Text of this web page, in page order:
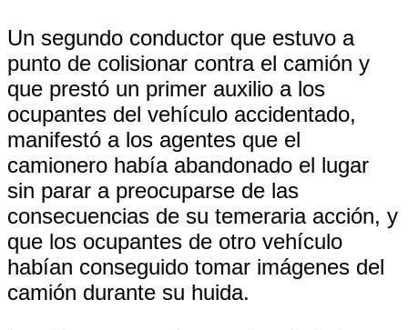
Un segundo conductor que estuvo a
punto de colisionar contra el camión y
que prestó un primer auxilio a los
ocupantes del vehículo accidentado,
manifestó a los agentes que el
camionero había abandonado el lugar
sin parar a preocuparse de las
consecuencias de su temeraria acción, y
que los ocupantes de otro vehículo
habían conseguido tomar imágenes del
camión durante su huida.